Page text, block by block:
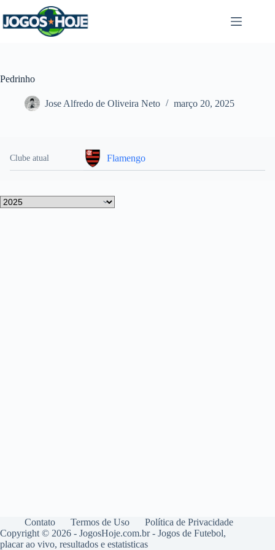
para
o
Pedrinho
Jose Alfredo de Oliveira Neto março 20, 2025
Clube atual Flamengo
Contato Termos de Uso
Política de Privacidade
Copyright © 2026 - JogosHoje.com.br - Jogos de Futebol,
placar ao vivo, resultados e estatisticas